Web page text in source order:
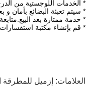
* الخدمات اللوجستية من
* سيتم تعبئة البضائع بأمان و
* خدمة ممتازة بعد
* قم بإنشاء مكتبة
العلامات: إزميل للمطرقة